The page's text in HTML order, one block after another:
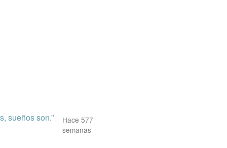
sueños son.”
Hace 577
semanas